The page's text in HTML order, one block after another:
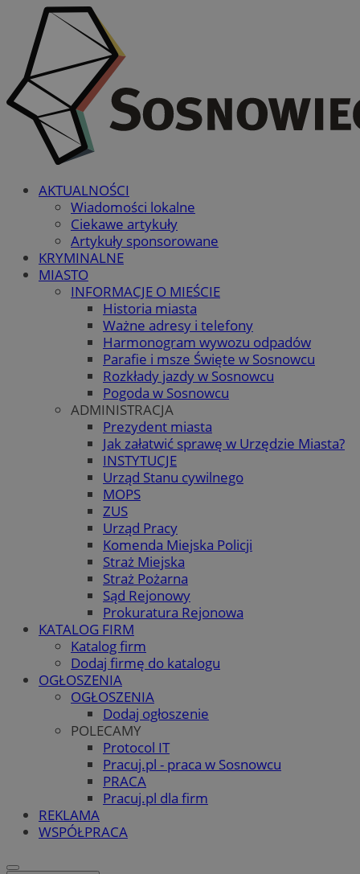
AKTUALNOŚCI
Wiadomości lokalne
Ciekawe artykuły
Artykuły sponsorowane
KRYMINALNE
MIASTO
INFORMACJE O MIEŚCIE
Historia miasta
Ważne adresy i telefony
Harmonogram wywozu odpadów
Parafie i msze Święte w Sosnowcu
Rozkłady jazdy w Sosnowcu
Pogoda w Sosnowcu
ADMINISTRACJA
Prezydent miasta
Jak załatwić sprawę w Urzędzie Miasta?
INSTYTUCJE
Urząd Stanu cywilnego
MOPS
ZUS
Urząd Pracy
Komenda Miejska Policji
Straż Miejska
Straż Pożarna
Sąd Rejonowy
Prokuratura Rejonowa
KATALOG FIRM
Katalog firm
Dodaj firmę do katalogu
OGŁOSZENIA
OGŁOSZENIA
Dodaj ogłoszenie
POLECAMY
Protocol IT
Pracuj.pl - praca w Sosnowcu
PRACA
Pracuj.pl dla firm
REKLAMA
WSPÓŁPRACA